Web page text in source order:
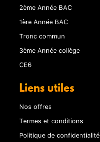
2ème Année BAC
1ère Année BAC
Tronc commun
3ème Année collège
CE6
Liens utiles
Nos offres
Termes et conditions
Politique de confidentialité